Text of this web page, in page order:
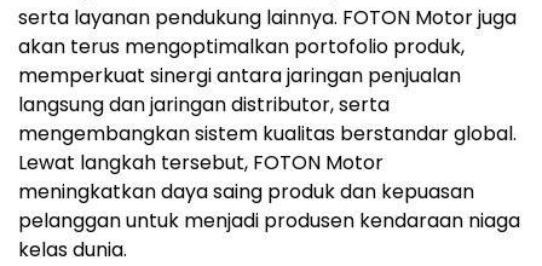
serta layanan pendukung lainnya. FOTON Motor juga
akan terus mengoptimalkan portofolio produk,
memperkuat sinergi antara jaringan penjualan
langsung dan jaringan distributor, serta
mengembangkan sistem kualitas berstandar global.
Lewat langkah tersebut, FOTON Motor
meningkatkan daya saing produk dan kepuasan
pelanggan untuk menjadi produsen kendaraan niaga
kelas dunia.